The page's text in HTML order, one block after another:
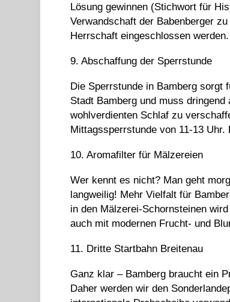
Lösung gewinnen (Stichwort für
Verwandschaft der Babenberger
Herrschaft eingeschlossen
9. Abschaffung der Sperrstunde
Die Sperrstunde in Bamberg sorgt
Stadt Bamberg und muss
wohlverdienten Schlaf zu
Mittagssperrstunde von 11-13
10. Aromafilter für Mälzereien
Wer kennt es nicht? Man geht
langweilig! Mehr Vielfalt für
in den Mälzerei-Schornsteinen
auch mit modernen Frucht- und
11. Dritte Startbahn Breitenau
Ganz klar – Bamberg braucht ein
Daher werden wir den